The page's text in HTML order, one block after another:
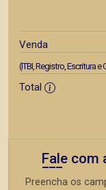
Venda
(ITBI, Registro, Escritura e
Total
Fale com
Preencha os